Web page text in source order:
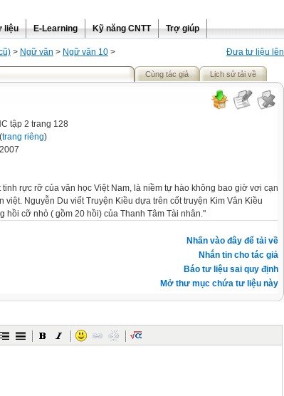
liệu E-Learning Kỹ năng CNTT Trợ giúp
Đưa tư liệu lên
> Ngữ văn > Ngữ văn 10 >
Cùng tác giả Lịch sử tải về
tập 2 trang 128
(trang riêng)
tinh rực rỡ của văn học Việt Nam, là niềm tự hào không bao giờ vơi cạn
việt. Nguyễn Du viết Truyện Kiều dựa trên cốt truyện Kim Vân Kiều
hồi cỡ nhỏ ( gồm 20 hồi) của Thanh Tâm Tài nhân."
Nhấn vào đây để tải về
Nhắn tin cho tác giả
Báo tư liệu sai quy định
Mở thư mục chứa tư liệu này